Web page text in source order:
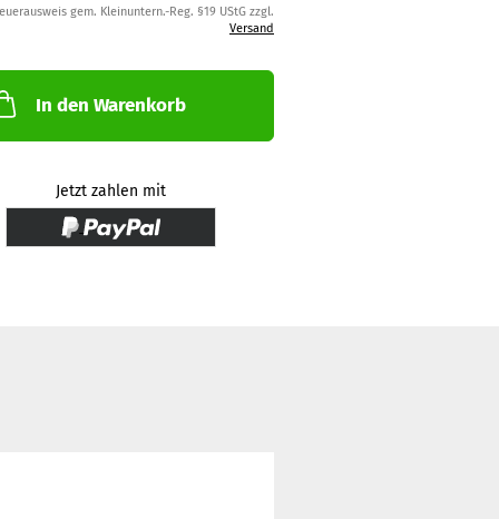
gem. Kleinuntern.-Reg. §19 UStG zzgl.
Versand
In den Warenkorb
Jetzt zahlen mit